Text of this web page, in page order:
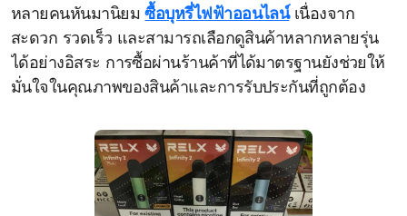
หลายคนหันมานิยมซื้อบุหรี่ไฟฟ้าออนไลน์เนื่องจาก
สะดวก รวดเร็ว และสามารถเลือกดูสินค้าหลากหลายรุ่น
ได้อย่างอิสระ การซื้อผ่านร้านค้าที่ได้มาตรฐานยังช่วยให้
มั่นใจในคุณภาพของสินค้าและการรับประกันที่ถูกต้อง